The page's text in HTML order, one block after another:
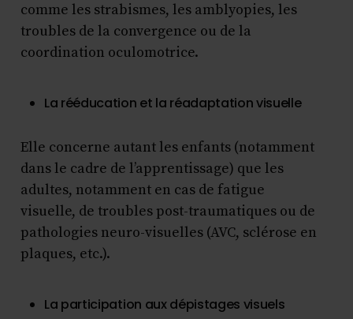
comme les strabismes, les amblyopies, les
troubles de la convergence ou de la
coordination oculomotrice.
La rééducation et la réadaptation visuelle
Elle concerne autant les enfants (notamment
dans le cadre de l’apprentissage) que les
adultes, notamment en cas de fatigue
visuelle, de troubles post-traumatiques ou de
pathologies neuro-visuelles (AVC, sclérose en
plaques, etc.).
La participation aux dépistages visuels